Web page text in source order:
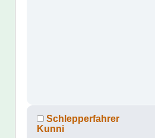
Schlepperfahrer
Kunni